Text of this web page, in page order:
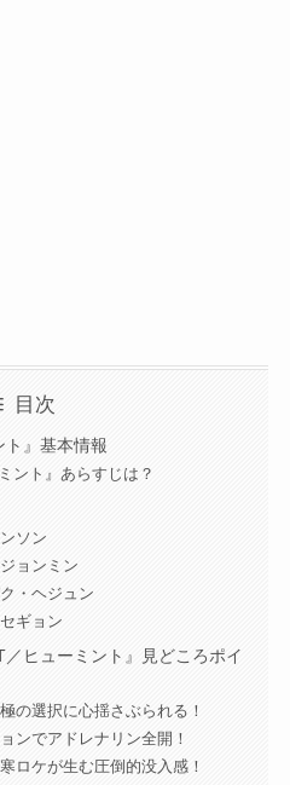
目次
ト』基本情報
ント』あらすじは？
ソン
ョンミン
・ヘジュン
ギョン
ヒューミント』見どころポイ
の選択に心揺さぶられる！
ンでアドレナリン全開！
ロケが生む圧倒的没入感！